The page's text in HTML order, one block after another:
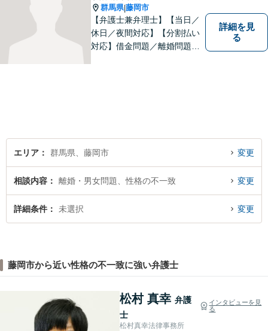
群馬県|藤岡市
【弁護士兼弁理士】【当日／
休日／夜間対応】【分割払い
対応】借金問題／離婚問題／
談ください。
詳細を見
る
エリア 群馬県、藤岡市 変更
相談内容 離婚・男女問題、性格の不一致 変更
詳細条件 未選択 変更
藤岡市から近い性格の不一致に強い弁護士
松村 真幸 弁護
士
インタビューを見
る
松村真幸法律事務所